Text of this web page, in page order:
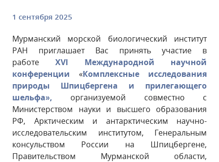
1 сентября 2025
Мурманский морской биологический институт
РАН приглашает Вас принять участие в
работеXVI Международной научной
конференции «Комплексные исследования
природы Шпицбергена и прилегающего
шельфа», организуемой совместно с
Министерством науки и высшего образования
РФ, Арктическим и антарктическим научно-
исследовательским институтом, Генеральным
консульством России на Шпицбергене,
Правительством Мурманской области,